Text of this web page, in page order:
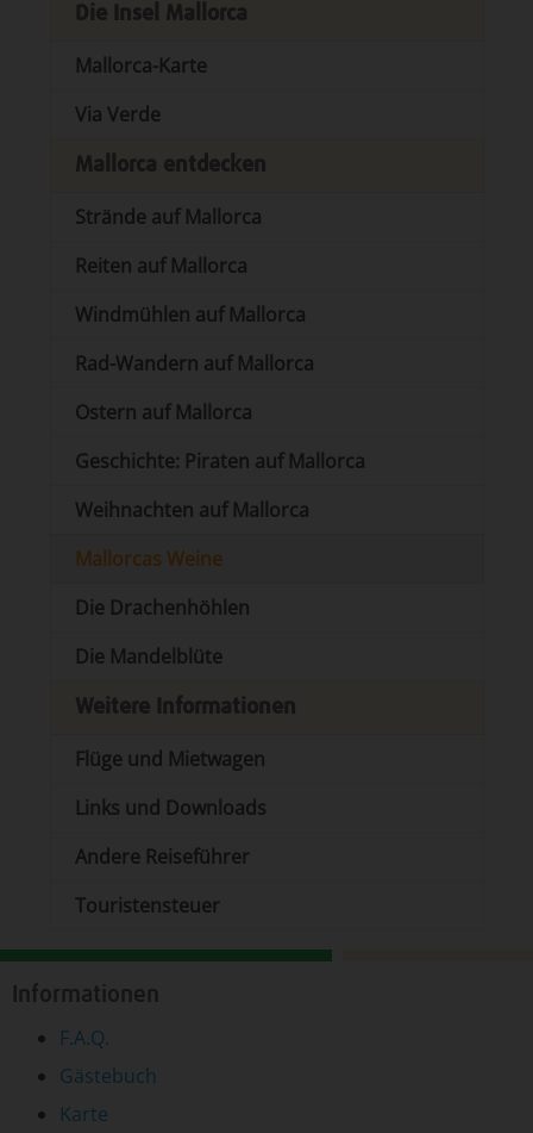
Die Insel Mallorca
Mallorca-Karte
Via Verde
Mallorca entdecken
Strände auf Mallorca
Reiten auf Mallorca
Windmühlen auf Mallorca
Rad-Wandern auf Mallorca
Ostern auf Mallorca
Geschichte: Piraten auf Mallorca
Weihnachten auf Mallorca
Mallorcas Weine
Die Drachenhöhlen
Die Mandelblüte
Weitere Informationen
Flüge und Mietwagen
Links und Downloads
Andere Reiseführer
Touristensteuer
Informationen
F.A.Q.
Gästebuch
Karte